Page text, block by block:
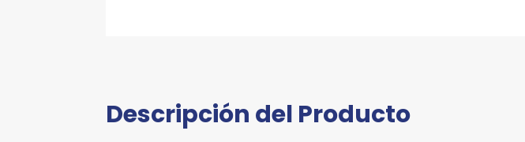
Descripción del Producto